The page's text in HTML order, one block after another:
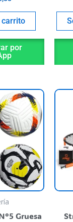
por
Gruesa
This
has
multiple
options
may
chosen